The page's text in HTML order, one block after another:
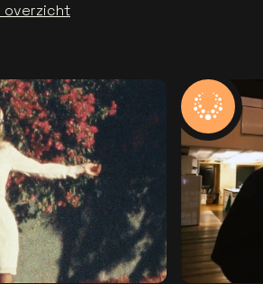
overzicht